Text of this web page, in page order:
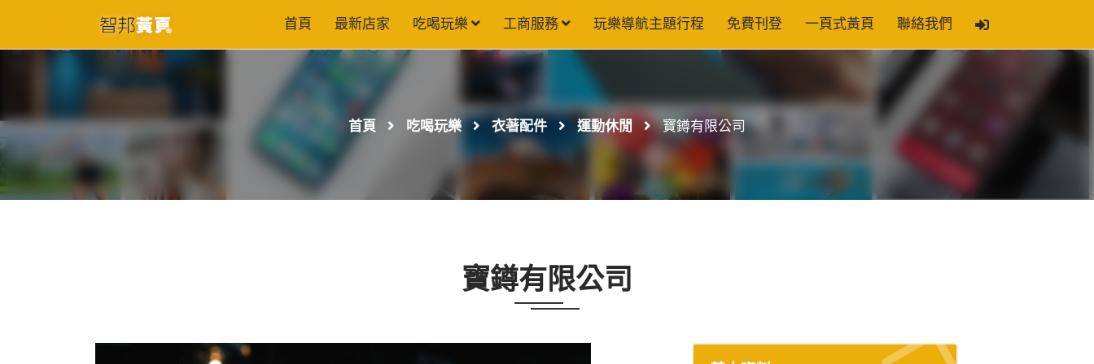
首頁 最新店家 吃喝玩樂 工商服務 玩樂導航主題行程 免費刊登 一頁式黃頁 聯絡我們
首頁 吃喝玩樂 衣著配件 運動休閒 寶鐏有限公司
寶鐏有限公司